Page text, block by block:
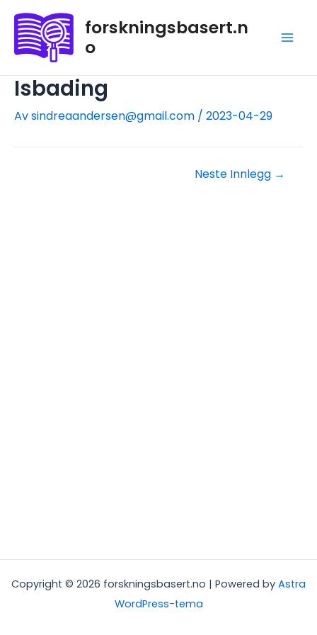
forskningsbasert.n
o
Isbading
Avsindreaandersen@gmail.com / 2023-04-29
Neste Innlegg →
Copyright © 2026 forskningsbasert.no | Powered by Astra
WordPress-tema